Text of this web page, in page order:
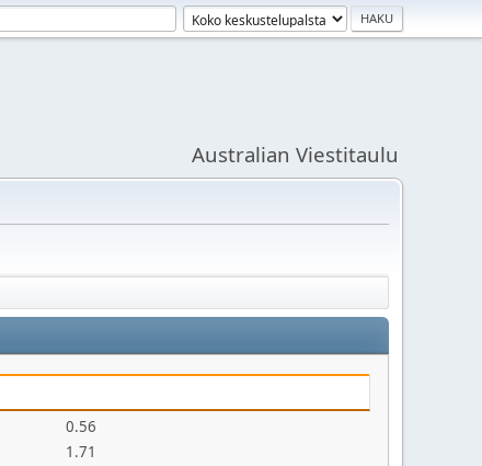
Australian Viestitaulu
0.56
1.71